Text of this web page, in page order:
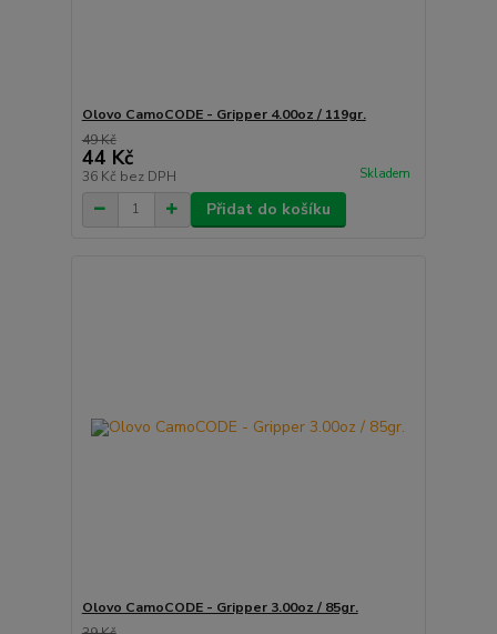
Olovo CamoCODE - Gripper 4.00oz / 119gr.
49 Kč
44 Kč
36 Kč bez DPH Skladem
Přidat do košíku
Olovo CamoCODE - Gripper 3.00oz / 85gr.